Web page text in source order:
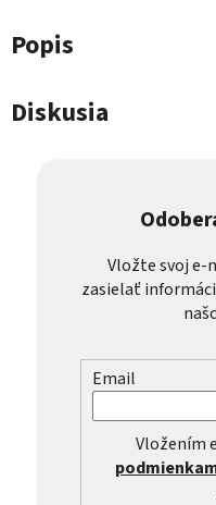
Popis
Diskusia
Vložte svoj e-
zasielať
Email
Vložením